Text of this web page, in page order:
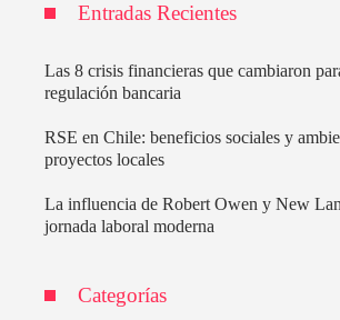
Entradas Recientes
Las 8 crisis financieras que cambiaron
regulación bancaria
RSE en Chile: beneficios sociales y
proyectos locales
La influencia de Robert Owen y New
jornada laboral moderna
Categorías